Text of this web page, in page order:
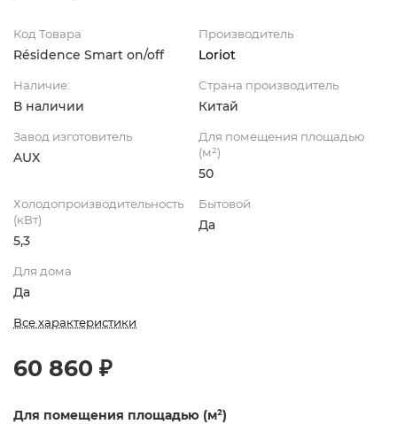
Код Товара
Résidence Smart on/off
Производитель
Loriot
Наличие:
В наличии
Страна производитель
Китай
Завод изготовитель
AUX
Для помещения площадью
(м²)
50
Холодопроизводительность
(кВт)
5,3
Бытовой
Да
Для дома
Да
Все характеристики
60 860 ₽
Для помещения площадью (м²)